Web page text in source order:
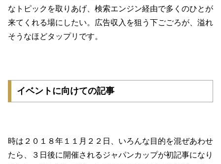
なトピックを取りあげ、検索エンジン経由で多くのひとが
来てくれる場にしたい。広告収入を狙う下ごごろが、溢れ
そうなほどタップリです。
イベントに向けての記事
時は２０１８年１１月２２日、いろんな目的を混ぜあわせ
たら、３日後に開催されるジャパンカップが初記事になり